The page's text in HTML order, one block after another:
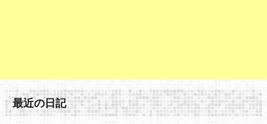
最近の日記